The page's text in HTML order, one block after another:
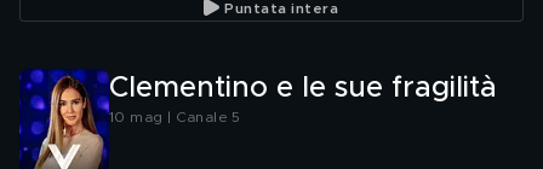
Puntata intera
Clementino e le sue fragilità
10 mag | Canale 5